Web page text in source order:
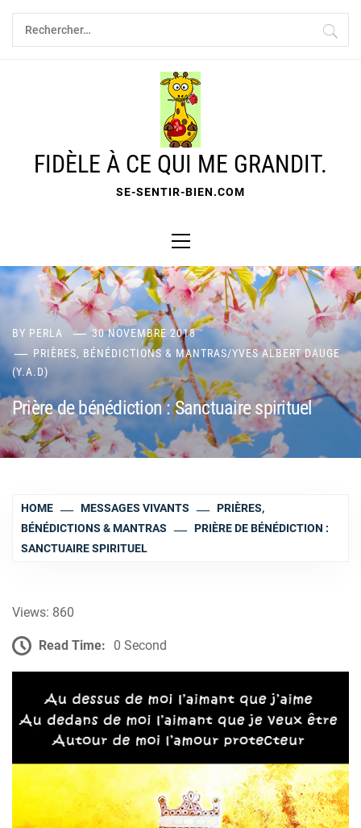
Skip
content
Rechercher :
FIDÈLE À CE QUI ME GRANDIT.
SE-SENTIR-BIEN.COM
Menu
BY PERLA
30 NOVEMBRE 2018
PRIÈRES, BÉNÉDICTIONS & MANTRAS/YVES ALBERT DAUGE
(Y.A.D)
Prière de bénédiction : Sanctuaire spirituel
HOME MESSAGES VIVANTS
PRIÈRES,
BÉNÉDICTIONS & MANTRAS
PRIÈRE DE BÉNÉDICTION :
SANCTUAIRE SPIRITUEL
Views: 860
Read Time: 0 Second